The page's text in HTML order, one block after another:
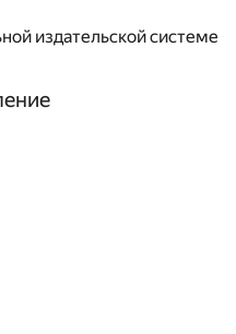
издательской системе